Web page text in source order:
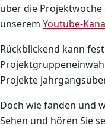
über die Projektwoche
unserem Youtube-
Rückblickend kann
Projekte
Doch wie fanden und
Sehen und hören Sie